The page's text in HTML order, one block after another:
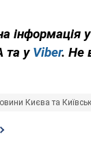
інформація
та у Viber. Не
Києва та